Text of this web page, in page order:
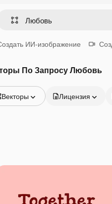
ИИ-изображение
По Запросу Любовь
Векторы Лицензия